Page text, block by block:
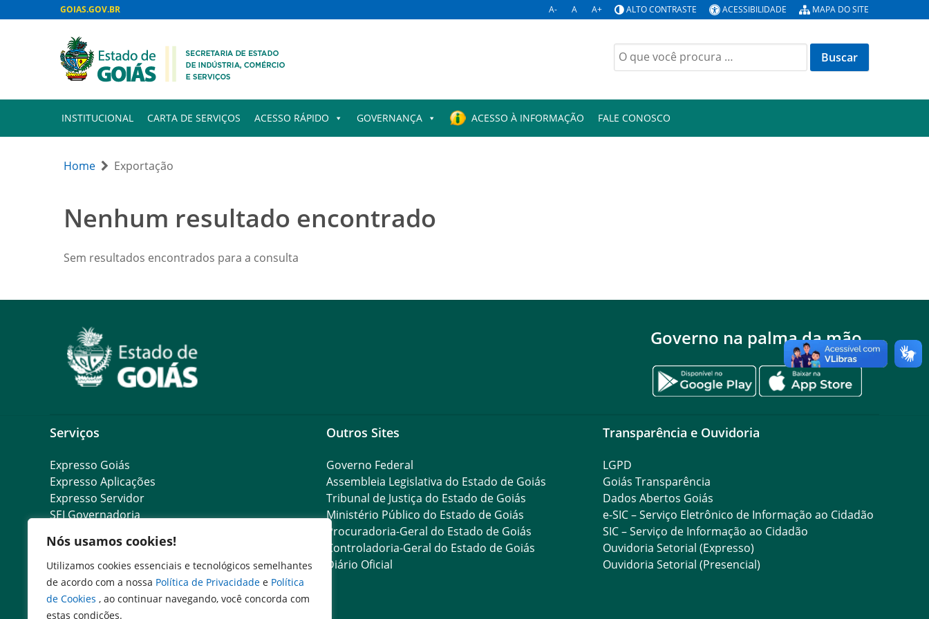
Nós usamos cookies!
Utilizamos cookies essenciais e tecnológicos semelhantes
de acordo com a nossa Política de Privacidade e Política
de Cookies , ao continuar navegando, você concorda com
estas condições.
GOIAS.GOV.BR A- A A+ ALTO CONTRASTE ACESSIBILIDADE MAPA DO SITE
Buscar
por:
INSTITUCIONAL CARTA DE SERVIÇOS ACESSO RÁPIDO GOVERNANÇA ACESSO À INFORMAÇÃO FALE CONOSCO
Home Exportação
Nenhum resultado encontrado
Sem resultados encontrados para a consulta
Governo na palma da mão
Serviços
Expresso Goiás
Expresso Aplicações
Expresso Servidor
SEI Governadoria
Escola de Governo
Agenda de Autoridades
Emissão de DARE
Consulta DARE pago
SIC digital
Outros Sites
Governo Federal
Assembleia Legislativa do Estado de Goiás
Tribunal de Justiça do Estado de Goiás
Ministério Público do Estado de Goiás
Procuradoria-Geral do Estado de Goiás
Controladoria-Geral do Estado de Goiás
Diário Oficial
Transparência e Ouvidoria
LGPD
Goiás Transparência
Dados Abertos Goiás
e-SIC – Serviço Eletrônico de Informação ao Cidadão
SIC – Serviço de Informação ao Cidadão
Ouvidoria Setorial (Expresso)
Ouvidoria Setorial (Presencial)